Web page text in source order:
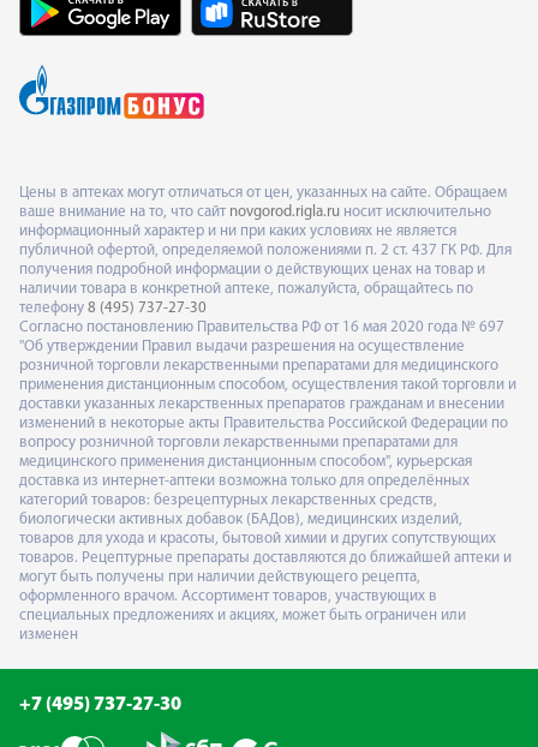
Цены в аптеках могут отличаться от цен, указанных на сайте. Обращаем
ваше внимание на то, что сайт novgorod.rigla.ru носит исключительно
информационный характер и ни при каких условиях не является
публичной офертой, определяемой положениями п. 2 ст. 437 ГК РФ. Для
получения подробной информации о действующих ценах на товар и
наличии товара в конкретной аптеке, пожалуйста, обращайтесь по
телефону 8 (495) 737-27-30
Согласно постановлению Правительства РФ от 16 мая 2020 года № 697
"Об утверждении Правил выдачи разрешения на осуществление
розничной торговли лекарственными препаратами для медицинского
применения дистанционным способом, осуществления такой торговли и
доставки указанных лекарственных препаратов гражданам и внесении
изменений в некоторые акты Правительства Российской Федерации по
вопросу розничной торговли лекарственными препаратами для
медицинского применения дистанционным способом", курьерская
доставка из интернет-аптеки возможна только для определённых
категорий товаров: безрецептурных лекарственных средств,
биологически активных добавок (БАДов), медицинских изделий,
товаров для ухода и красоты, бытовой химии и других сопутствующих
товаров. Рецептурные препараты доставляются до ближайшей аптеки и
могут быть получены при наличии действующего рецепта,
оформленного врачом. Ассортимент товаров, участвующих в
специальных предложениях и акциях, может быть ограничен или
изменен
+7 (495) 737-27-30